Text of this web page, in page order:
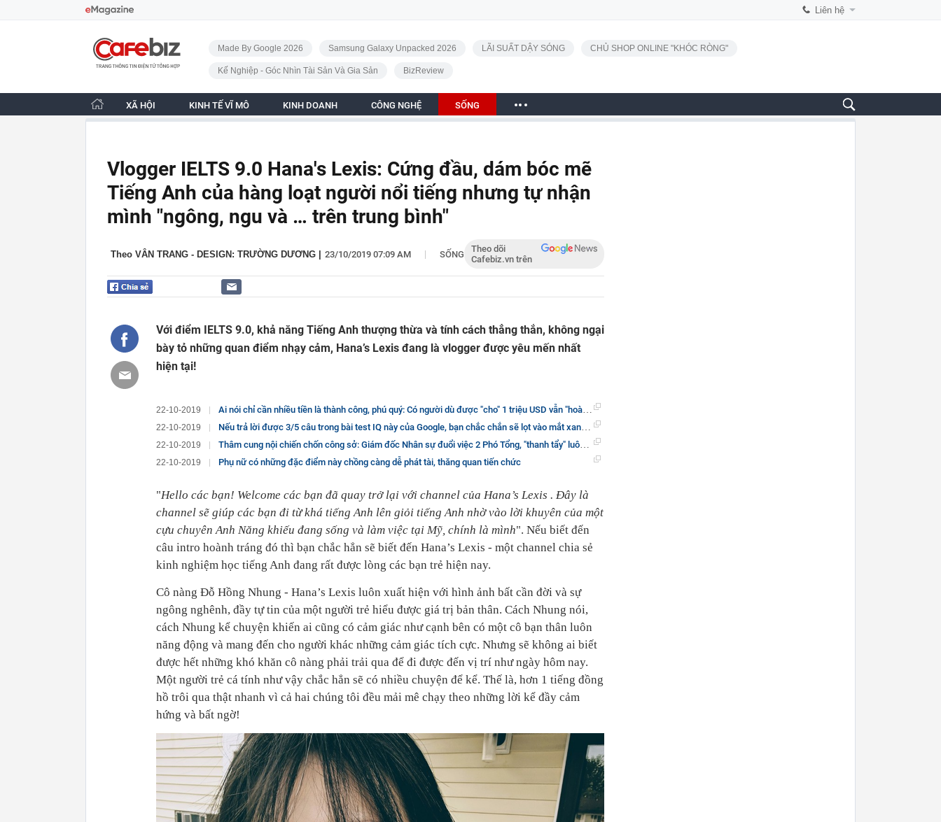
Liên hệ
CafeBiz - Trang chủ
Made By Google 2026 Samsung Galaxy Unpacked 2026 LÃI SUẤT DẬY SÓNG CHỦ SHOP ONLINE "KHÓC RÒNG"
Kế Nghiệp - Góc Nhìn Tài Sản Và Gia Sản BizReview
XÃ HỘI KINH TẾ VĨ MÔ KINH DOANH CÔNG NGHỆ SỐNG
Vlogger IELTS 9.0 Hana's Lexis: Cứng đầu, dám bóc mẽ
Tiếng Anh của hàng loạt người nổi tiếng nhưng tự nhận
mình "ngông, ngu và … trên trung bình"
Theo VÂN TRANG - DESIGN: TRƯỜNG DƯƠNG | 23/10/2019 07:09 AM | SỐNG
Theo dõi
Cafebiz.vn trên
Với điểm IELTS 9.0, khả năng Tiếng Anh thượng thừa và tính cách thẳng thắn, không ngại
bày tỏ những quan điểm nhạy cảm, Hana’s Lexis đang là vlogger được yêu mến nhất
hiện tại!
22-10-2019 Ai nói chỉ cần nhiều tiền là thành công, phú quý: Có người dù được "cho" 1 triệu USD vẫn "hoàn nghèo" đó thôi
22-10-2019 Nếu trả lời được 3/5 câu trong bài test IQ này của Google, bạn chắc chắn sẽ lọt vào mắt xanh của hầu hết nhà tuyển dụng trên thế giới
22-10-2019 Thâm cung nội chiến chốn công sở: Giám đốc Nhân sự đuổi việc 2 Phó Tổng, "thanh tẩy" luôn nhân viên cấp dưới!
22-10-2019 Phụ nữ có những đặc điểm này chồng càng dễ phát tài, thăng quan tiến chức
"Hello các bạn! Welcome các bạn đã quay trở lại với channel của Hana’s Lexis . Đây là
channel sẽ giúp các bạn đi từ khá tiếng Anh lên giỏi tiếng Anh nhờ vào lời khuyên của một
cựu chuyên Anh Năng khiếu đang sống và làm việc tại Mỹ, chính là mình". Nếu biết đến
câu intro hoành tráng đó thì bạn chắc hẳn sẽ biết đến Hana’s Lexis - một channel chia sẻ
kinh nghiệm học tiếng Anh đang rất được lòng các bạn trẻ hiện nay.
Cô nàng Đỗ Hồng Nhung - Hana’s Lexis luôn xuất hiện với hình ảnh bất cần đời và sự
ngông nghênh, đầy tự tin của một người trẻ hiểu được giá trị bản thân. Cách Nhung nói,
cách Nhung kể chuyện khiến ai cũng có cảm giác như cạnh bên có một cô bạn thân luôn
năng động và mang đến cho người khác những cảm giác tích cực. Nhưng sẽ không ai biết
được hết những khó khăn cô nàng phải trải qua để đi được đến vị trí như ngày hôm nay.
Một người trẻ cá tính như vậy chắc hẳn sẽ có nhiều chuyện để kể. Thế là, hơn 1 tiếng đồng
hồ trôi qua thật nhanh vì cả hai chúng tôi đều mải mê chạy theo những lời kể đầy cảm
hứng và bất ngờ!